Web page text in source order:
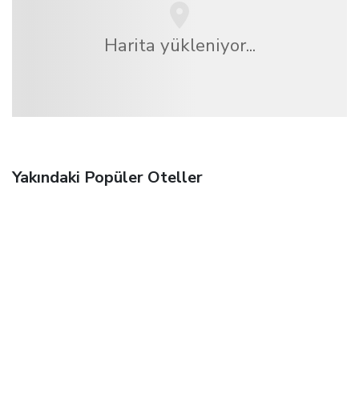
Harita yükleniyor...
Yakındaki Popüler Oteller